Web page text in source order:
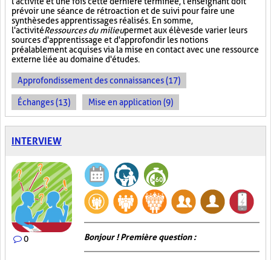
prévoir une séance de rétroaction et de suivi pour faire une
synthèse des apprentissages réalisés. En somme,
l'activitéRessources du milieupermet aux élèves de varier leurs
sources d'apprentissage et d'approfondir les notions
préalablement acquises via la mise en contact avec une ressource
externe liée au domaine d'études.
Approfondissement des connaissances (17)
Échanges (13) Mise en application (9)
INTERVIEW
0 Bonjour ! Première question :